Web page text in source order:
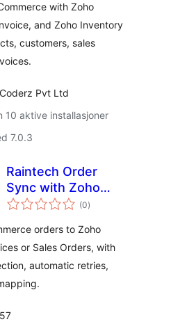
with Zoho
and Zoho Inventory
customers, sales
Pvt Ltd
10 aktive installasjoner
7.0.3
Raintech Order
Sync with Zoho
Books for
(0totale
vurderinger
)
orders to Zoho
or Sales Orders, with
automatic retries,